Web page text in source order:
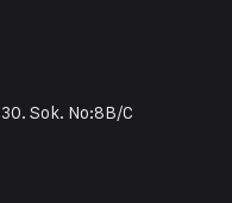
Sok. No:8B/C